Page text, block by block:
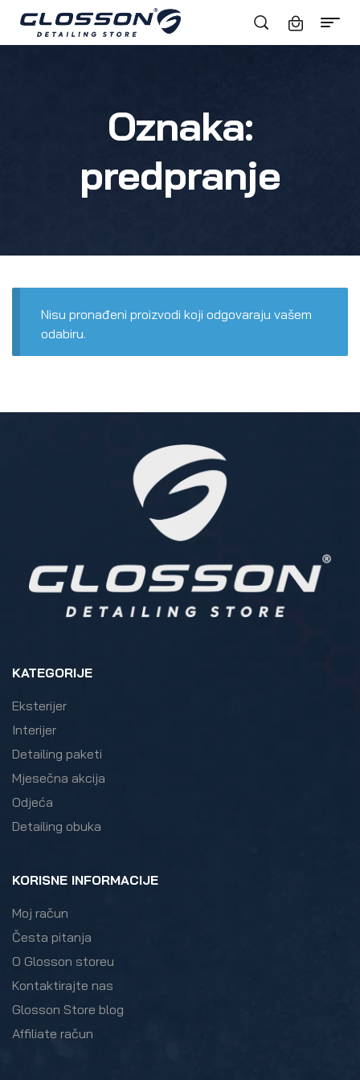
Oznaka:
predpranje
Nisu pronađeni proizvodi koji odgovaraju vašem
odabiru.
KATEGORIJE
Eksterijer
Interijer
Detailing paketi
Mjesečna akcija
Odjeća
Detailing obuka
KORISNE INFORMACIJE
Moj račun
Česta pitanja
O Glosson storeu
Kontaktirajte nas
Glosson Store blog
Affiliate račun